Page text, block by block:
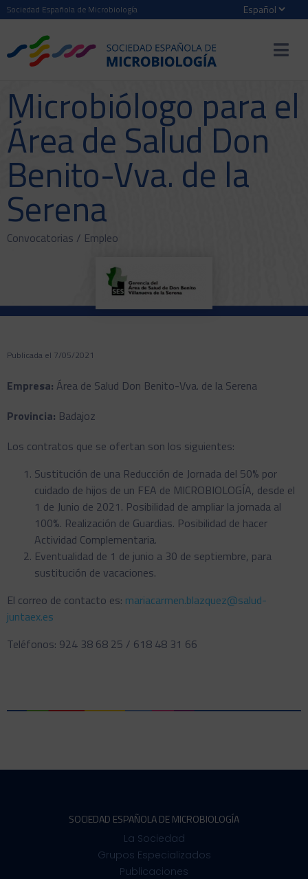
Sociedad Española de Microbiología
Microbiólogo para el
Área de Salud Don
Benito-Vva. de la
Serena
Convocatorias / Empleo
Publicada el 7/05/2021
Empresa: Área de Salud Don Benito-Vva. de la Serena
Provincia: Badajoz
Los contratos que se ofertan son los siguientes:
Sustitución de una Reducción de Jornada del 50% por
cuidado de hijos de un FEA de MICROBIOLOGÍA, desde el
1 de Junio de 2021. Posibilidad de ampliar la jornada al
100%. Realización de Guardias. Posibilidad de hacer
Actividad Complementaria.
Eventualidad de 1 de junio a 30 de septiembre, para
sustitución de vacaciones.
El correo de contacto es: mariacarmen.blazquez@salud-
juntaex.es
Teléfonos: 924 38 68 25 / 618 48 31 66
SOCIEDAD ESPAÑOLA DE MICROBIOLOGÍA
La Sociedad
Grupos Especializados
Publicaciones